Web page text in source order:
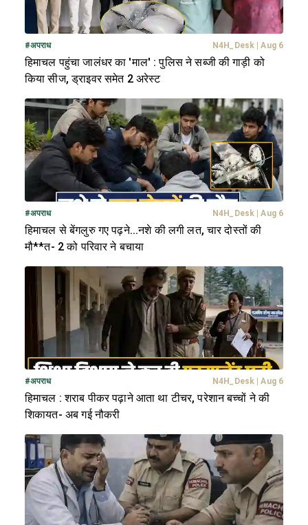
#अपराध N4H_Desk | Aug 6
हिमाचल पहुंचा जालंधर का 'माल' : पुलिस ने सब्जी की गाड़ी को
किया सीज, ड्राइवर समेत 2 अरेस्ट
#अपराध N4H_Desk | Aug 6
हिमाचल से बेंगलुरु गए पढ़ने...नशे की लगी लत, चार दोस्तों की
मौ**त- 2 को परिवार ने बचाया
#अपराध N4H_Desk | Aug 6
हिमाचल : शराब पीकर पढ़ाने आता था टीचर, परेशान बच्चों ने की
शिकायत- अब गई नौकरी